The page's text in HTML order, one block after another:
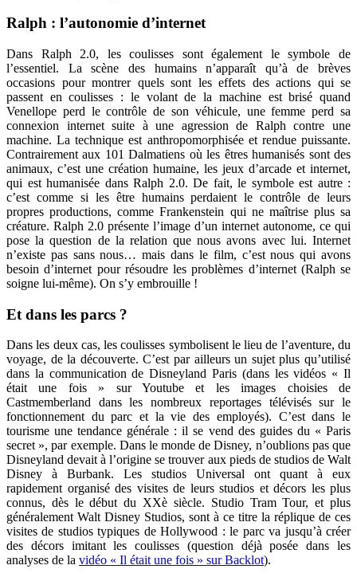
Ralph : l’autonomie d’internet
Dans Ralph 2.0, les coulisses sont également le symbole de
l’essentiel. La scène des humains n’apparaît qu’à de brèves
occasions pour montrer quels sont les effets des actions qui se
passent en coulisses : le volant de la machine est brisé quand
Venellope perd le contrôle de son véhicule, une femme perd sa
connexion internet suite à une agression de Ralph contre une
machine. La technique est anthropomorphisée et rendue puissante.
Contrairement aux 101 Dalmatiens où les êtres humanisés sont des
animaux, c’est une création humaine, les jeux d’arcade et internet,
qui est humanisée dans Ralph 2.0. De fait, le symbole est autre :
c’est comme si les être humains perdaient le contrôle de leurs
propres productions, comme Frankenstein qui ne maîtrise plus sa
créature. Ralph 2.0 présente l’image d’un internet autonome, ce qui
pose la question de la relation que nous avons avec lui. Internet
n’existe pas sans nous… mais dans le film, c’est nous qui avons
besoin d’internet pour résoudre les problèmes d’internet (Ralph se
soigne lui-même). On s’y embrouille !
Et dans les parcs ?
Dans les deux cas, les coulisses symbolisent le lieu de l’aventure, du
voyage, de la découverte. C’est par ailleurs un sujet plus qu’utilisé
dans la communication de Disneyland Paris (dans les vidéos « Il
était une fois » sur Youtube et les images choisies de
Castmemberland dans les nombreux reportages télévisés sur le
fonctionnement du parc et la vie des employés). C’est dans le
tourisme une tendance générale : il se vend des guides du « Paris
secret », par exemple. Dans le monde de Disney, n’oublions pas que
Disneyland devait à l’origine se trouver aux pieds de studios de Walt
Disney à Burbank. Les studios Universal ont quant à eux
rapidement organisé des visites de leurs studios et décors les plus
connus, dès le début du XXè siècle. Studio Tram Tour, et plus
généralement Walt Disney Studios, sont à ce titre la réplique de ces
visites de studios typiques de Hollywood : le parc va jusqu’à créer
des décors imitant les coulisses (question déjà posée dans les
analyses de la vidéo « Il était une fois » sur Backlot).